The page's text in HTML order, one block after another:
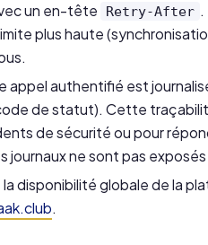
un en-tête Retry-After
plus haute
appel authentifié est
de statut). Cette
de sécurité ou pour
journaux ne sont pas
la disponibilité globale de la
.